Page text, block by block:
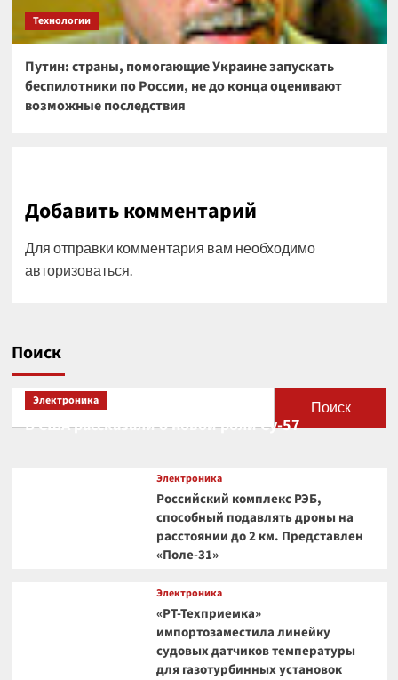
Технологии
Путин: страны, помогающие Украине запускать
беспилотники по России, не до конца оценивают
возможные последствия
Добавить комментарий
Для отправки комментария вам необходимо
авторизоваться
Поиск
Поиск
Электроника
В США рассказали о новой роли Су-57
Электроника
Российский комплекс РЭБ,
способный подавлять дроны на
расстоянии до 2 км. Представлен
«Поле-31»
Электроника
«РТ-Техприемка»
импортозаместила линейку
судовых датчиков температуры
для газотурбинных установок